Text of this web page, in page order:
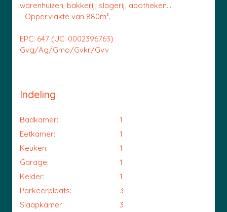
warenhuizen, bakkerij, slagerij, apotheken…
- Oppervlakte van 880m².
EPC: 647 (UC: 0002396763)
Gvg/Ag/Gmo/Gvkr/Gvv
Indeling
Badkamer:
1
Eetkamer:
1
Keuken:
1
Garage:
1
Kelder:
1
Parkeerplaats:
3
Slaapkamer:
3